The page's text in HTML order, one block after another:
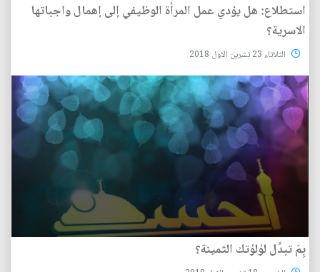
استطلاع: هل يؤدي عمل المرأة الوظيفي إلى إهمال واجباتها
الاسرية؟
الثلاثاء 23 تشرين الاول 2018
بِمَ تبدِّل لؤلؤتك الثمينة؟